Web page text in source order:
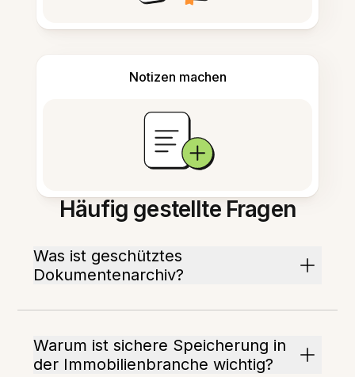
Notizen machen
Häufig gestellte Fragen
Was ist geschütztes
Dokumentenarchiv?
Warum ist sichere Speicherung in
der Immobilienbranche wichtig?